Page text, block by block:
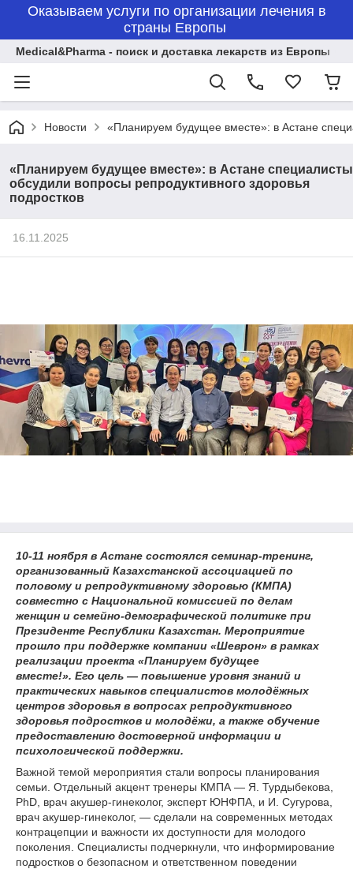
Оказываем услуги по организации лечения в
страны Европы
Medical&Pharma - поиск и доставка лекарств из Европы
Новости «Планируем будущее вместе»: в Астане
«Планируем будущее вместе»: в Астане специалисты
обсудили вопросы репродуктивного здоровья
подростков
16.11.2025
10-11 ноября в Астане состоялся семинар-тренинг,
организованный Казахстанской ассоциацией по
половому и репродуктивному здоровью (КМПА)
совместно с Национальной комиссией по делам
женщин и семейно-демографической политике при
Президенте Республики Казахстан. Мероприятие
прошло при поддержке компании «Шеврон» в рамках
реализации проекта «Планируем будущее
вместе!». Его цель — повышение уровня знаний и
практических навыков специалистов молодёжных
центров здоровья в вопросах репродуктивного
здоровья подростков и молодёжи, а также обучение
предоставлению достоверной информации и
психологической поддержки.
Важной темой мероприятия стали вопросы планирования
семьи. Отдельный акцент тренеры КМПА — Я. Турдыбекова,
PhD, врач акушер-гинеколог, эксперт ЮНФПА, и И. Сугурова,
врач акушер-гинеколог, — сделали на современных методах
контрацепции и важности их доступности для молодого
поколения. Специалисты подчеркнули, что информирование
подростков о безопасном и ответственном поведении